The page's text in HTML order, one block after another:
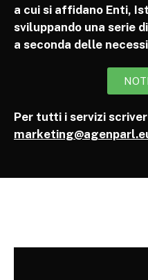
a cui si affidano Enti,
sviluppando una serie
a seconda delle
Per tutti i servizi